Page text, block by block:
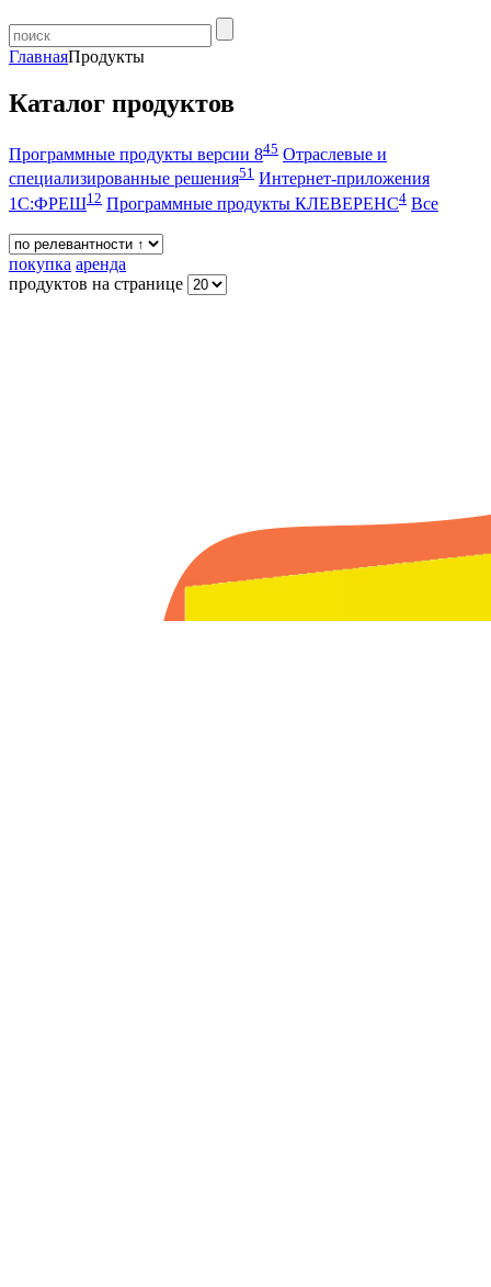
ГлавнаяПродукты
Каталог продуктов
Программные продукты версии 845 Отраслевые и
специализированные решения51 Интернет-приложения
1С:ФРЕШ12 Программные продукты КЛЕВЕРЕНС4 Все
покупка аренда
продуктов на странице